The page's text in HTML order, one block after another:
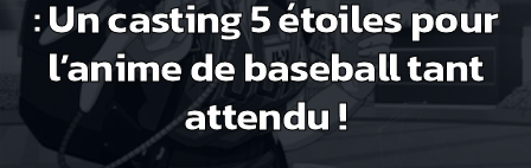
: Un casting 5 étoiles pour
l’anime de baseball tant
attendu !